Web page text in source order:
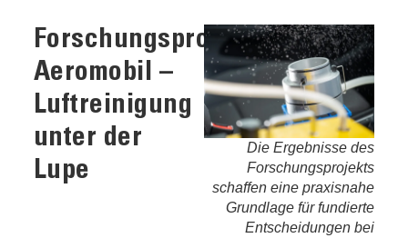
Forschungsprojekt
Aeromobil –
Luftreinigung
unter der
Lupe
Die Ergebnisse des
Forschungsprojekts
schaffen eine praxisnahe
Grundlage für fundierte
Entscheidungen bei